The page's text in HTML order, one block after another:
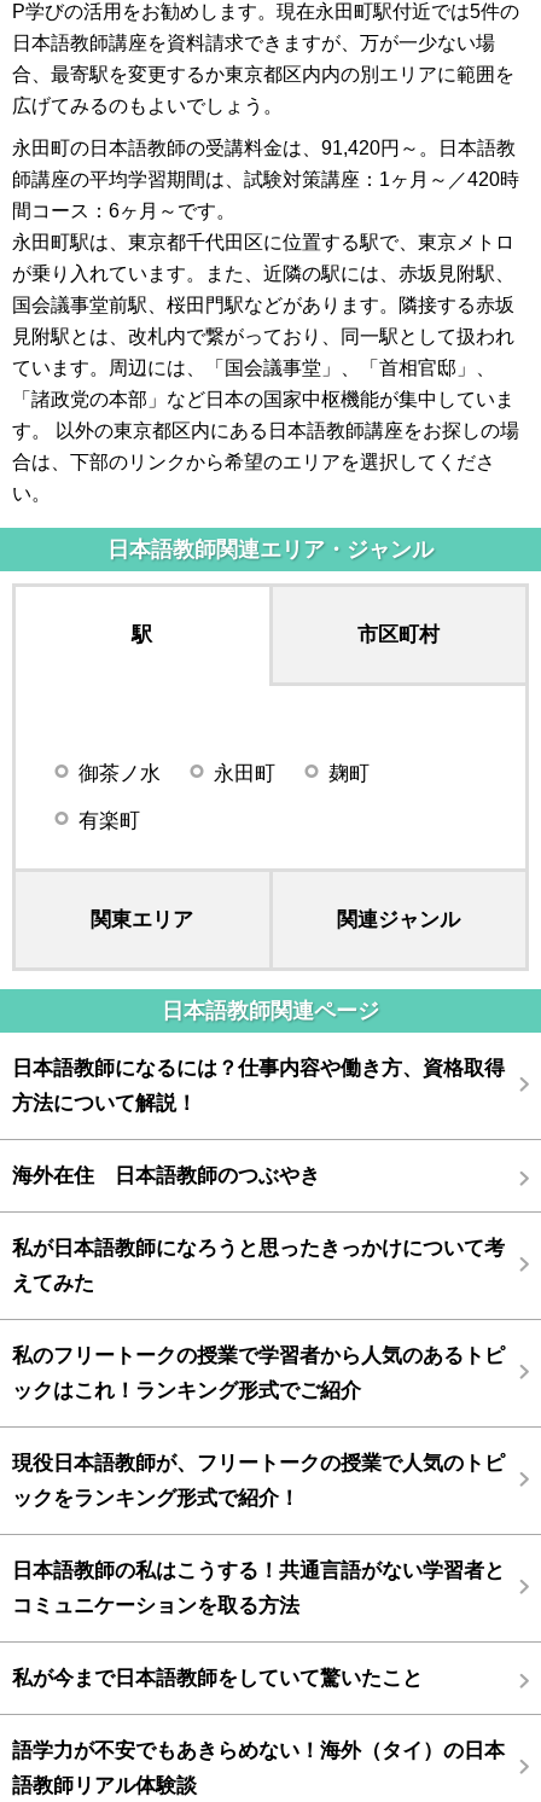
＜ポイント＞
◎合格レベルの必要十分な知識が身につく
...
P学びの活用をお勧めします。現在永田町駅付近では5件の
日本語教師講座を資料請求できますが、万が一少ない場
合、最寄駅を変更するか東京都区内内の別エリアに範囲を
広げてみるのもよいでしょう。
永田町の日本語教師の受講料金は、91,420円～。日本語教
師講座の平均学習期間は、試験対策講座：1ヶ月～／420時
間コース：6ヶ月～です。
永田町駅は、東京都千代田区に位置する駅で、東京メトロ
が乗り入れています。また、近隣の駅には、赤坂見附駅、
国会議事堂前駅、桜田門駅などがあります。隣接する赤坂
見附駅とは、改札内で繋がっており、同一駅として扱われ
ています。周辺には、「国会議事堂」、「首相官邸」、
「諸政党の本部」など日本の国家中枢機能が集中していま
す。 以外の東京都区内にある日本語教師講座をお探しの場
合は、下部のリンクから希望のエリアを選択してくださ
い。
日本語教師関連エリア・ジャンル
駅
御茶ノ水 永田町 麹町
有楽町
市区町村
関東エリア 関連ジャンル
日本語教師関連ページ
日本語教師になるには？仕事内容や働き方、資格取得
方法について解説！
海外在住 日本語教師のつぶやき
私が日本語教師になろうと思ったきっかけについて考
えてみた
私のフリートークの授業で学習者から人気のあるトピ
ックはこれ！ランキング形式でご紹介
現役日本語教師が、フリートークの授業で人気のトピ
ックをランキング形式で紹介！
日本語教師の私はこうする！共通言語がない学習者と
コミュニケーションを取る方法
私が今まで日本語教師をしていて驚いたこと
語学力が不安でもあきらめない！海外（タイ）の日本
語教師リアル体験談